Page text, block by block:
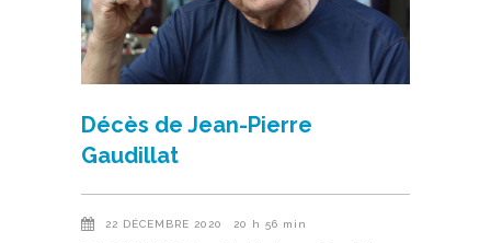
Décès de Jean-Pierre
Gaudillat
22 DÉCEMBRE 2020 20 h 56 min